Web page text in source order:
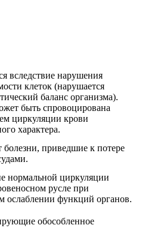
вследствие нарушения
клеток (нарушается
баланс организма).
быть спровоцирована
циркуляции крови
характера.
приведшие к потере
нормальной циркуляции
русле при
ослаблении функций органов.
обособленное